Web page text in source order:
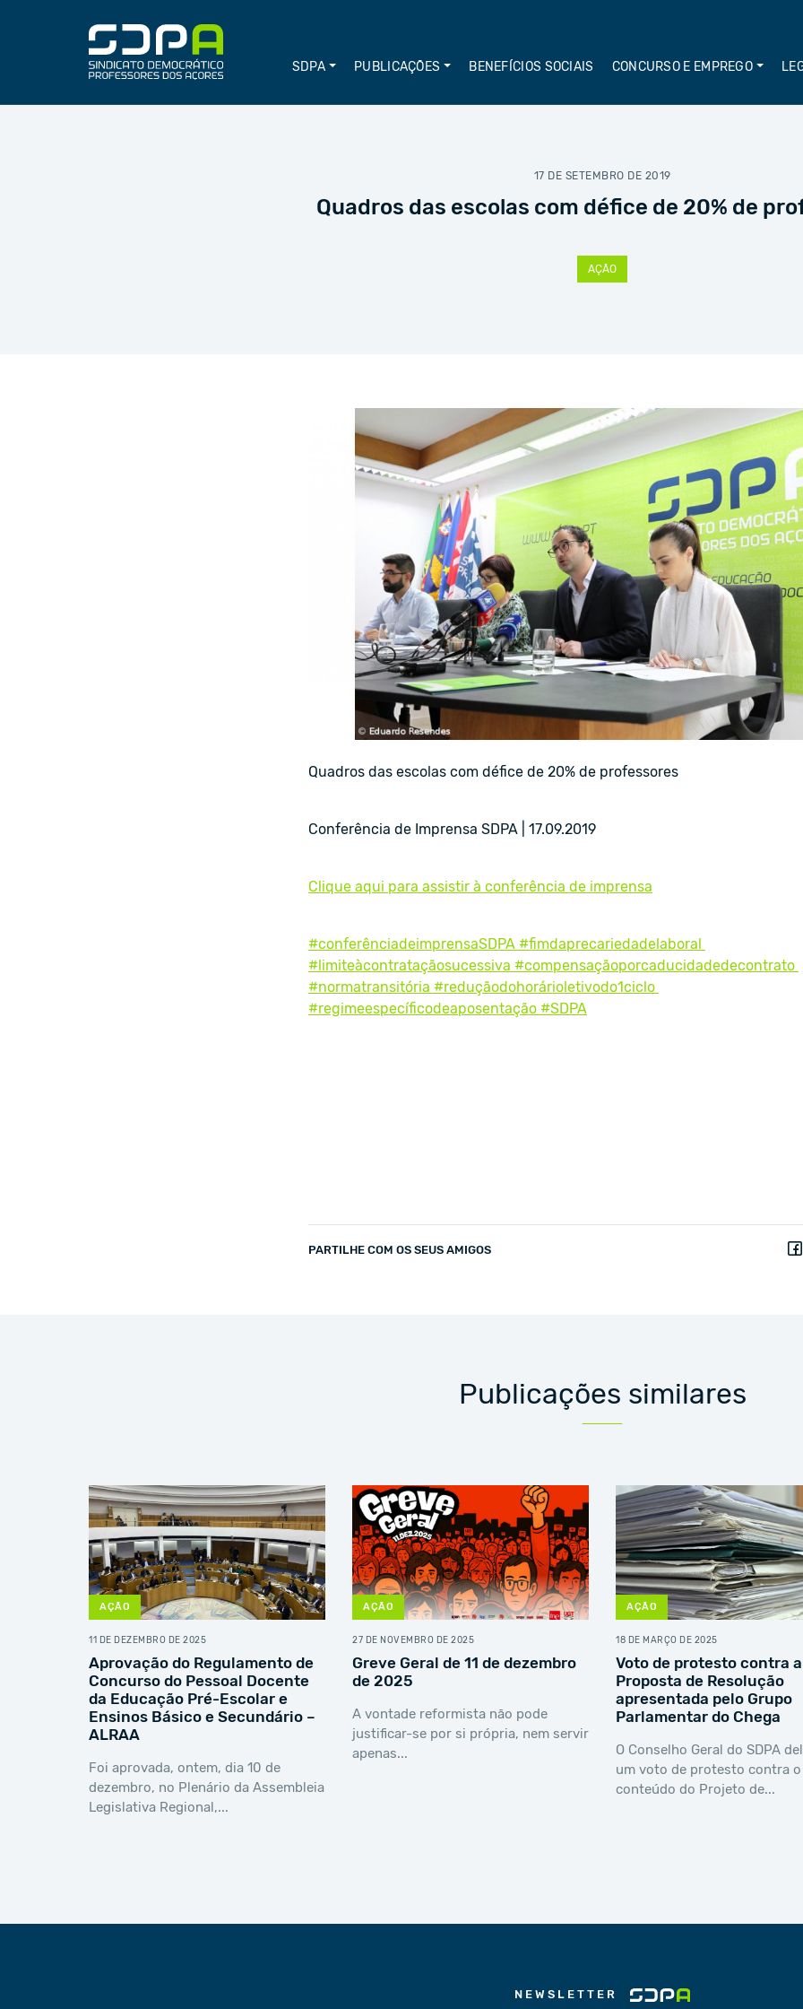
SDPA PUBLICAÇÕES BENEFÍCIOS SOCIAIS CONCURSO E EMPREGO
17 DE SETEMBRO DE 2019
Quadros das escolas com défice de 20% de
AÇÃO
Quadros das escolas com défice de 20% de professores
Conferência de Imprensa SDPA | 17.09.2019
Clique aqui para assistir à conferência de imprensa
#conferênciadeimprensaSDPA #fimdaprecariedadelaboral
#limiteàcontrataçãosucessiva #compensaçãoporcaducidadedecontrato
#normatransitória #reduçãodohorárioletivodo1ciclo
#regimeespecíficodeaposentação #SDPA
PARTILHE COM OS SEUS AMIGOS
Publicações similares
AÇÃO
11 DE DEZEMBRO DE 2025
Aprovação do Regulamento de
Concurso do Pessoal Docente
da Educação Pré-Escolar e
Ensinos Básico e Secundário –
ALRAA
Foi aprovada, ontem, dia 10 de
dezembro, no Plenário da Assembleia
Legislativa Regional,...
AÇÃO
27 DE NOVEMBRO DE 2025
Greve Geral de 11 de dezembro
de 2025
A vontade reformista não pode
justificar-se por si própria, nem servir
apenas...
AÇÃO
18 DE MARÇO DE 2025
Voto de protesto contra a
Proposta de Resolução
apresentada pelo Grupo
Parlamentar do Chega
O Conselho Geral do SDPA
um voto de protesto contra o
conteúdo do Projeto de...
NEWSLETTER